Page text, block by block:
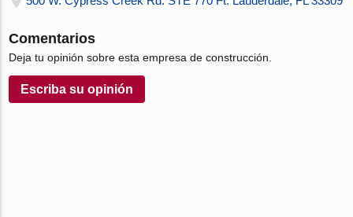
Comentarios
Deja tu opinión sobre esta empresa de construcción.
Escriba su opinión